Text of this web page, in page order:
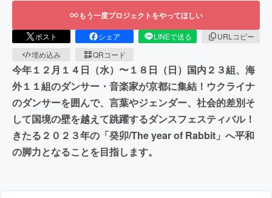
もう一度プロジェクトをやってほしい
ポスト シェア LINEで送る
URLコピー
埋め込み
QRコード
今年１２月１４日（水）〜１８日（日）国内２３組、海
外１１組のダンサー・音楽家が京都に集結！ウクライナ
のダンサーを囲んで、言葉やジェンダー、社会的差別そ
して国境の壁を越えて跳躍するダンスフェスティバル！
きたる２０２３年の「癸卯/The year of Rabbit」へ平和
の脚力となることを目指します。